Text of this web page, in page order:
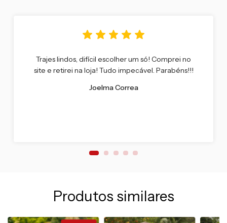
Trajes lindos, difícil escolher um só! Comprei no
site e retirei na loja! Tudo impecável. Parabéns!!!
Joelma Correa
Produtos similares